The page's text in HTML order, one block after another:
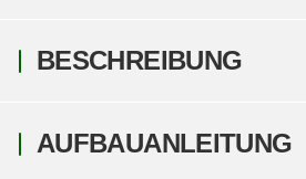
BESCHREIBUNG
AUFBAUANLEITUNG